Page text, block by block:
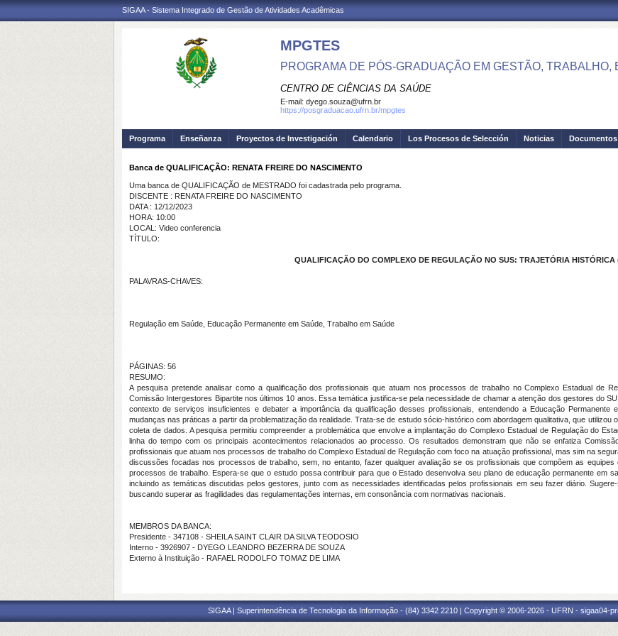
SIGAA - Sistema Integrado de Gestão de Atividades Acadêmicas
MPGTES
PROGRAMA DE PÓS-GRADUAÇÃO EM GESTÃO, TRABALHO,
CENTRO DE CIÊNCIAS DA SAÚDE
E-mail: dyego.souza@ufrn.br
https://posgraduacao.ufrn.br/mpgtes
Programa Enseñanza Proyectos de Investigación Calendario Los Procesos de Selección Noticias Documentos
Banca de QUALIFICAÇÃO: RENATA FREIRE DO NASCIMENTO
Uma banca de QUALIFICAÇÃO de MESTRADO foi cadastrada pelo programa.
DISCENTE : RENATA FREIRE DO NASCIMENTO
DATA : 12/12/2023
HORA: 10:00
LOCAL: Video conferencia
TÍTULO:
QUALIFICAÇÃO DO COMPLEXO DE REGULAÇÃO NO SUS: TRAJETÓRIA HISTÓRICA
PALAVRAS-CHAVES:
Regulação em Saúde, Educação Permanente em Saúde, Trabalho em Saúde
PÁGINAS: 56
RESUMO:
A pesquisa pretende analisar como a qualificação dos profissionais que atuam nos processos de trabalho no Complexo Estadual de
Comissão Intergestores Bipartite nos últimos 10 anos. Essa temática justifica-se pela necessidade de chamar a atenção dos gestores do
contexto de serviços insuficientes e debater a importância da qualificação desses profissionais, entendendo a Educação
mudanças nas práticas a partir da problematização da realidade. Trata-se de estudo sócio-histórico com abordagem qualitativa, que utilizou
coleta de dados. A pesquisa permitiu compreender a problemática que envolve a implantação do Complexo Estadual de Regulação do
linha do tempo com os principais acontecimentos relacionados ao processo. Os resultados demonstram que não se enfatiza
profissionais que atuam nos processos de trabalho do Complexo Estadual de Regulação com foco na atuação profissional, mas sim na
discussões focadas nos processos de trabalho, sem, no entanto, fazer qualquer avaliação se os profissionais que compõem as
processos de trabalho. Espera-se que o estudo possa contribuir para que o Estado desenvolva seu plano de educação permanente em
incluindo as temáticas discutidas pelos gestores, junto com as necessidades identificadas pelos profissionais em seu fazer diário.
buscando superar as fragilidades das regulamentações internas, em consonância com normativas nacionais.
MEMBROS DA BANCA:
Presidente - 347108 - SHEILA SAINT CLAIR DA SILVA TEODOSIO
Interno - 3926907 - DYEGO LEANDRO BEZERRA DE SOUZA
Externo à Instituição - RAFAEL RODOLFO TOMAZ DE LIMA
SIGAA | Superintendência de Tecnologia da Informação - (84) 3342 2210 | Copyright © 2006-2026 - UFRN - sigaa04-